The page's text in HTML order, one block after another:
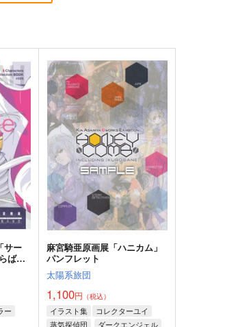
サカタ・ザ・ゴージャス・キンタロウ
ート
もんがーアクキー
ぱんmog☆王国
472円（税込）
その他 ザ・モモタロウ
サンプル カート
サー
ば宇
ー
麻宮騎亜原画展「ハニカム」
パンフレット
太陽系旅団
1,100円 （税込）
イラスト集
コレクターユイ
蒸気探偵団
ダークエンジェル